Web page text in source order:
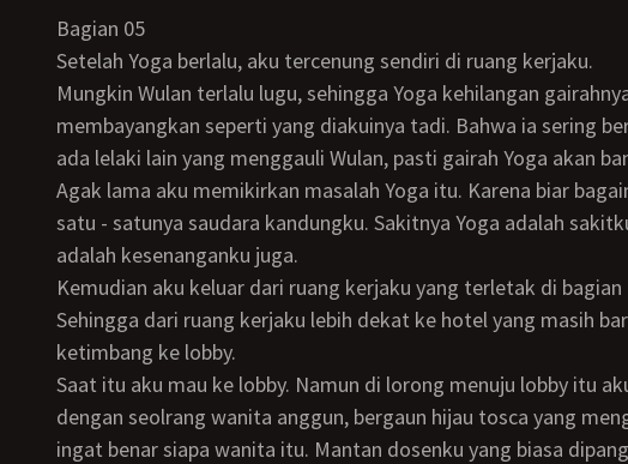
Bagian 05
Setelah Yoga berlalu, aku tercenung sendiri di ruang kerjaku.
Mungkin Wulan terlalu lugu, sehingga Yoga kehilangan gairahnya. Lalu
membayangkan seperti yang diakuinya tadi. Bahwa ia sering
ada lelaki lain yang menggauli Wulan, pasti gairah Yoga akan
Agak lama aku memikirkan masalah Yoga itu. Karena biar bagaimana Yoga itu adalah
satu - satunya saudara kandungku. Sakitnya Yoga adalah
adalah kesenanganku juga.
Kemudian aku keluar dari ruang kerjaku yang terletak di bagian paling belakang.
Sehingga dari ruang kerjaku lebih dekat ke hotel yang masih
ketimbang ke lobby.
Saat itu aku mau ke lobby. Namun di lorong menuju lobby itu aku maju berpapasan
dengan seolrang wanita anggun, bergaun hijau tosca yang
ingat benar siapa wanita itu. Mantan dosenku yang biasa